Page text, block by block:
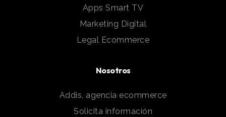
Apps Smart TV
Marketing Digital
Legal Ecommerce
Nosotros
Addis, agencia ecommerce
Solicita información